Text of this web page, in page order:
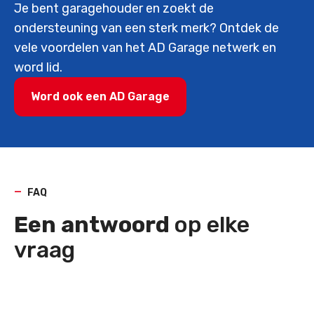
Je bent garagehouder en zoekt de
ondersteuning van een sterk merk? Ontdek de
vele voordelen van het AD Garage netwerk en
word lid.
Word ook een AD Garage
FAQ
Een antwoord op elke
vraag